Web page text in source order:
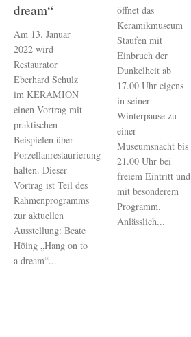
dream“
Am 13. Januar
2022 wird
Restaurator
Eberhard Schulz
im KERAMION
einen Vortrag mit
praktischen
Beispielen über
Porzellanrestaurierung
halten. Dieser
Vortrag ist Teil des
Rahmenprogramms
zur aktuellen
Ausstellung: Beate
Höing „Hang on to
a dream“...
öffnet das
Keramikmuseum
Staufen mit
Einbruch der
Dunkelheit ab
17.00 Uhr eigens
in seiner
Winterpause zu
einer
Museumsnacht bis
21.00 Uhr bei
freiem Eintritt und
mit besonderem
Programm.
Anlässlich...